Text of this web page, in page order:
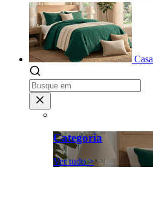
Casa
Categoria
Ver tudo >